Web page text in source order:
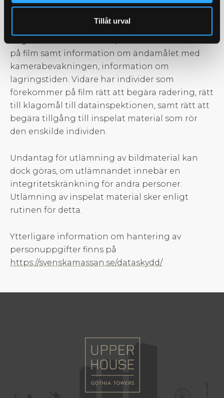
Tillåt urval
Individer som förekommer på film har rätt att
på film samt information om ändamålet med
kamerabevakningen, information om
lagringstiden. Vidare har individer som
förekommer på film rätt att begära radering, rätt
till klagomål till datainspektionen, samt rätt att
begära tillgång till inspelat material som rör
den enskilde individen.
Undantag för utlämning av bildmaterial kan
dock göras, om utlämnandet innebär en
integritetskränkning för andra personer.
Utlämning av inspelat material sker enligt
rutinen för detta.
Ytterligare information om hantering av
personuppgifter finns på
https://svenskamassan.se/dataskydd/